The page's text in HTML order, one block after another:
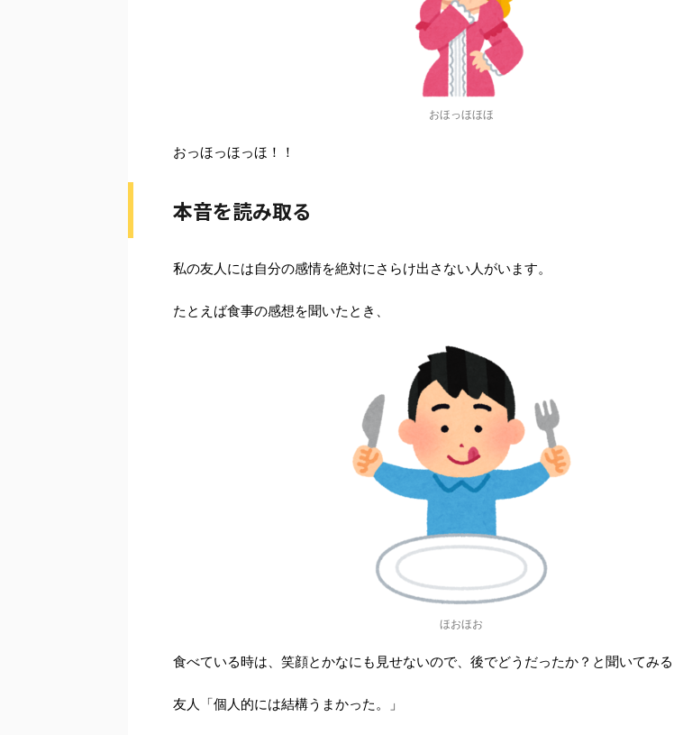
おほっほほほ
おっほっほっほ！！
本音を読み取る
私の友人には自分の感情を絶対にさらけ出さない人がいます。
たとえば食事の感想を聞いたとき、
ほおほお
食べている時は、笑顔とかなにも見せないので、後でどうだったか？と聞いてみる
友人「個人的には結構うまかった。」